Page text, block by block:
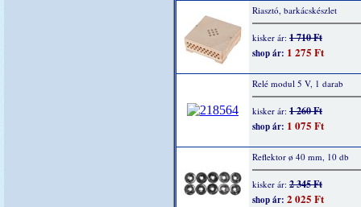
Riasztó, barkácskészlet
kisker ár: 1 710 Ft
shop ár: 1 275 Ft
Relé modul 5 V, 1 darab
kisker ár: 1 260 Ft
shop ár: 1 075 Ft
Reflektor ø 40 mm, 10 db
kisker ár: 2 345 Ft
shop ár: 2 025 Ft